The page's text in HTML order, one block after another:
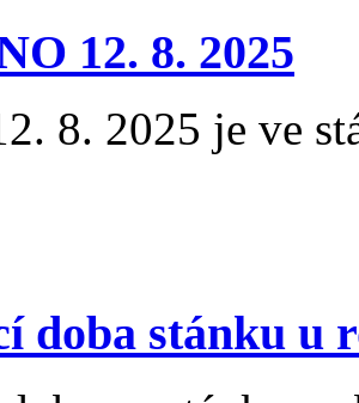
12. 8. 2025
8. 2025 je ve
doba stánku u